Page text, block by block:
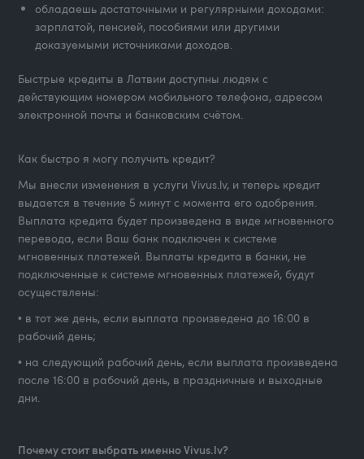
обладаешь достаточными и регулярными доходами:
зарплатой, пенсией, пособиями или другими
доказуемыми источниками доходов.
Быстрые кредиты в Латвии доступны людям с
действующим номером мобильного телефона, адресом
электронной почты и банковским счётом.
Как быстро я могу получить кредит?
Мы внесли изменения в услуги Vivus.lv, и теперь кредит
выдается в течение 5 минут с момента его одобрения.
Выплата кредита будет произведена в виде мгновенного
перевода, если Ваш банк подключен к системе
мгновенных платежей. Выплаты кредита в банки, не
подключенные к системе мгновенных платежей, будут
осуществлены:
• в тот же день, если выплата произведена до 16:00 в
рабочий день;
• на следующий рабочий день, если выплата произведена
после 16:00 в рабочий день, в праздничные и выходные
дни.
Почему стоит выбрать именно Vivus.lv?